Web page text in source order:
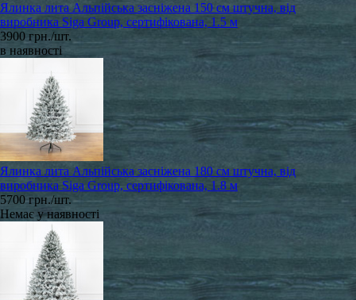
Ялинка лита Альпійська засніжена 150 см штучна, від
виробника Siga Group, сертифікована, 1.5 м
3900 грн./шт.
в наявності
Ялинка лита Альпійська засніжена 180 см штучна, від
виробника Siga Group, сертифікована, 1.8 м
5700 грн./шт.
Немає у наявності